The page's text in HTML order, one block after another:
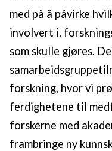
med på å påvirke
involvert i,
som skulle gjøres.
forskning, hvor vi
ferdighetene til
forskerne med
frambringe ny